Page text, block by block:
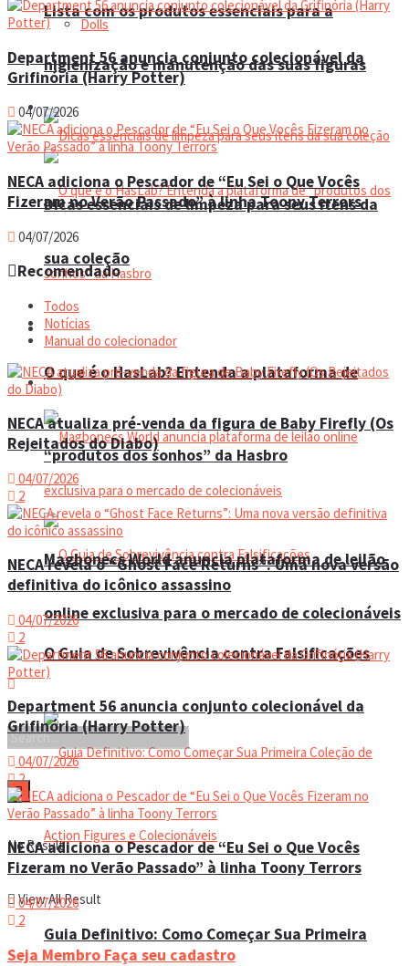
Dolls
Manual do colecionador
O que é o HasLab? Entenda a plataforma de
“produtos dos sonhos” da Hasbro
O Guia de Sobrevivência contra Falsificações
Guia Definitivo: Como Começar Sua Primeira
Lista com os produtos essenciais para a
higienização e manutenção das suas figuras
Dicas essenciais de limpeza para seus itens da
sua coleção
Espaço do colecionador
Eventos
Magbonecs World anuncia plataforma de leilão
online exclusiva para o mercado de colecionáveis
No Result
View All Result
Department 56 anuncia conjunto colecionável da
Grifinória (Harry Potter)
04/07/2026
NECA adiciona o Pescador de “Eu Sei o Que Vocês
Fizeram no Verão Passado” à linha Toony Terrors
04/07/2026
Recomendado
Todos
Notícias
Manual do colecionador
NECA atualiza pré-venda da figura de Baby Firefly (Os
Rejeitados do Diabo)
04/07/2026
2
NECA revela o “Ghost Face Returns”: Uma nova versão
definitiva do icônico assassino
04/07/2026
2
Department 56 anuncia conjunto colecionável da
Grifinória (Harry Potter)
04/07/2026
2
NECA adiciona o Pescador de “Eu Sei o Que Vocês
Fizeram no Verão Passado” à linha Toony Terrors
04/07/2026
2
Seja Membro Faça seu cadastro